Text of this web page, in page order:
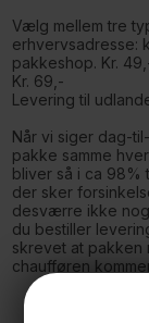
Vælg mellem tre
erhvervsadresse:
pakkeshop. Kr.
Kr. 69,-
Levering til
Når vi siger dag-
pakke samme
bliver så i ca 98%
der sker
desværre ikke
du bestiller
skrevet at pakken
chaufføren